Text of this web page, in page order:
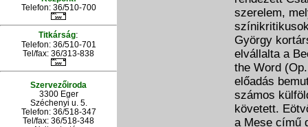
Telefon: 36/510-700
Titkárság:
Telefon: 36/510-701
Tel/fax: 36/313-838
Szervezőiroda
3300 Eger
Széchenyi u. 5.
Telefon: 36/518-347
Tel/fax: 36/518-348
szerelem,
György
elvállalta a
the Word
előadás
számos
követett.
a Mese című